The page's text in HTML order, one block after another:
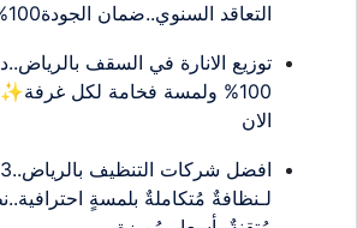
التعاقد السنوي..ضمان الجودة100%اتصل بنا
توزيع الانارة في السقف بالرياض..دقة فنية
100% ولمسة فخامة لكل غرفة✨اتصل بنا
افضل شركات التنظيف بالرياض..33%خصم
لـنظافةٌ مُتكاملةٌ بلمسةٍ احترافية..نظافةٌ